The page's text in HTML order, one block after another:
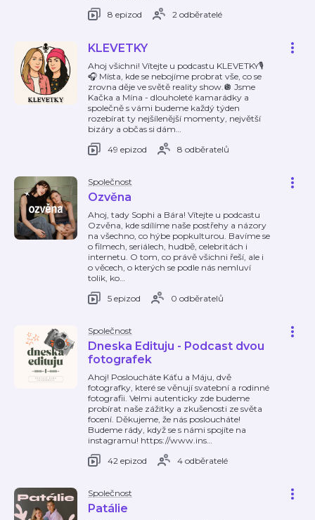
8 epizod
2 odběratelé
KLEVETKY
Ahoj všichni! Vítejte u podcastu KLEVETKY🎙️
🎧 Místa, kde se nebojíme probrat vše, co se
zrovna děje ve světě reality show.🪩 Jsme
Kačka a Mína - dlouholeté kamarádky a
společně s vámi budeme každý týden
rozebírat ty nejšílenější momenty, největší
bizáry a občas si dám…
49 epizod
8 odběratelů
Společnost
Ozvěna
Ahoj, tady Sophi a Bára! Vítejte u podcastu
Ozvěna, kde sdílíme naše postřehy a názory
na všechno, co hýbe popkulturou. Bavíme se
o filmech, seriálech, hudbě, celebritách i
internetu. O tom, co právě všichni řeší, ale i
o věcech, o kterých se podle nás nemluví
tolik, ko…
5 epizod
0 odběratelů
Společnost
Dneska Edituju - Podcast dvou
fotografek
Ahoj! Posloucháte Káťu a Máju, dvě
fotografky, které se věnují svatební a rodinné
fotografii. Velmi autenticky zde budeme
probírat naše zážitky a zkušenosti ze světa
focení. Děkujeme, že nás posloucháte!
Budeme rády, když se s námi spojíte na
instagramu! https://www.ins…
42 epizod
4 odběratelé
Společnost
Patálie